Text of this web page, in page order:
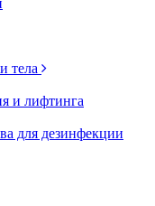
тела
и лифтинга
для дезинфекции